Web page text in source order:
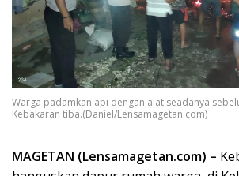
Warga padamkan api dengan alat seadanya
Kebakaran tiba.(Daniel/Lensamagetan.com)
MAGETAN (Lensamagetan.com) –